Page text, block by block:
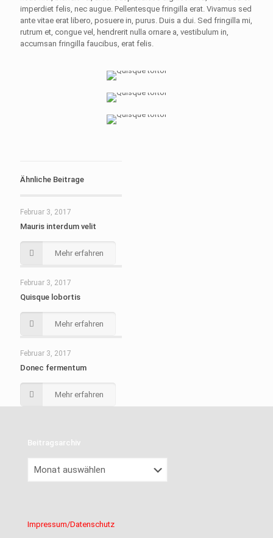
imperdiet felis, nec augue. Pellentesque fringilla erat. Vivamus sed
ante vitae erat libero, posuere in, purus. Duis a dui. Sed fringilla mi,
rutrum et, congue vel, hendrerit nulla ornare a, vestibulum in,
accumsan fringilla faucibus, erat felis.
Ähnliche Beitrage
Februar 3, 2017
Mauris interdum velit
Mehr erfahren
Februar 3, 2017
Quisque lobortis
Mehr erfahren
Februar 3, 2017
Donec fermentum
Mehr erfahren
Beitragsarchiv
Impressum/Datenschutz